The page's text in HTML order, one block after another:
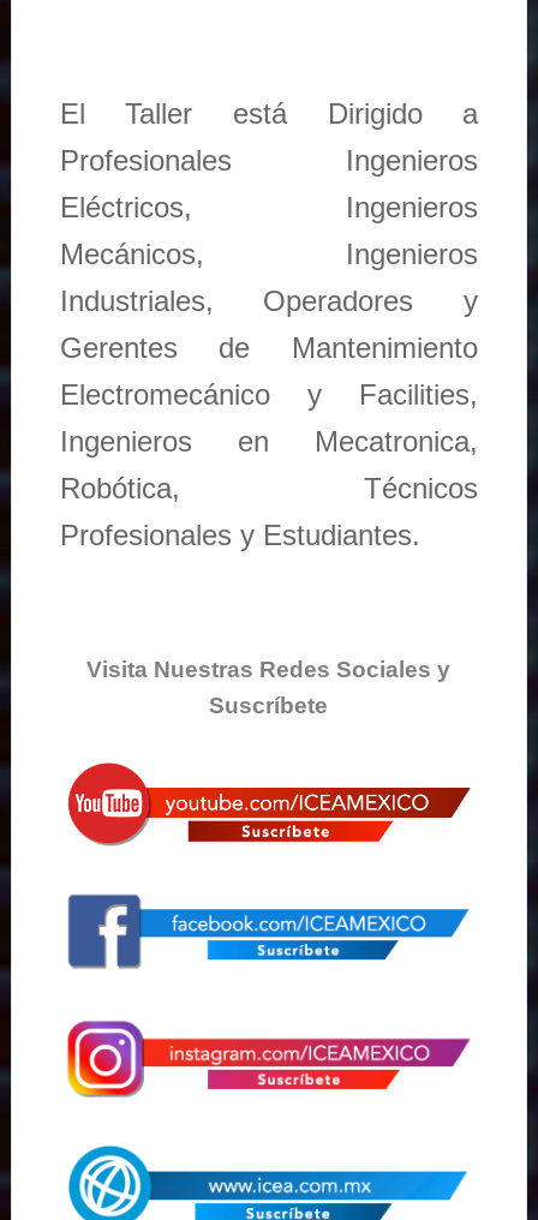
El Taller está Dirigido a
Profesionales Ingenieros
Eléctricos, Ingenieros
Mecánicos, Ingenieros
Industriales, Operadores y
Gerentes de Mantenimiento
Electromecánico y Facilities,
Ingenieros en Mecatronica,
Robótica, Técnicos
Profesionales y Estudiantes.
Visita Nuestras Redes Sociales y
Suscríbete